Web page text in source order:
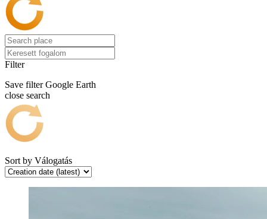
Filter
Save filter Google Earth
close search
Sort by Válogatás